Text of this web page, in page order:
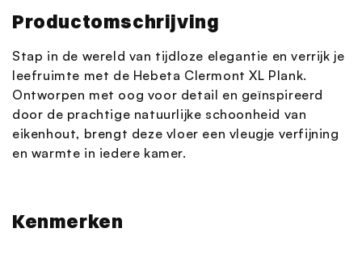
Productomschrijving
Stap in de wereld van tijdloze elegantie en verrijk je
leefruimte met de Hebeta Clermont XL Plank.
Ontworpen met oog voor detail en geïnspireerd
door de prachtige natuurlijke schoonheid van
eikenhout, brengt deze vloer een vleugje verfijning
en warmte in iedere kamer.
Kenmerken